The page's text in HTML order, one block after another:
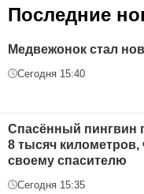
Последние
Медвежонок стал
Сегодня 15:40
Спасённый пингвин
8 тысяч километров,
своему спасителю
Сегодня 15:35